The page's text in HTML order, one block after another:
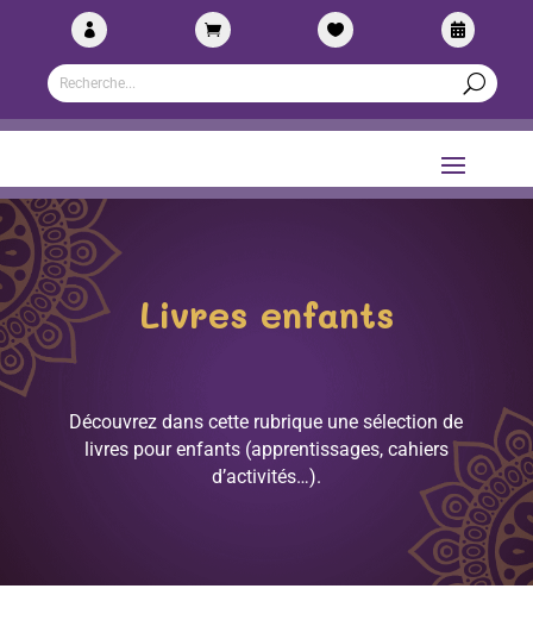
   
Livres enfants
Découvrez dans cette rubrique une sélection de
livres pour enfants (apprentissages, cahiers
d’activités…).